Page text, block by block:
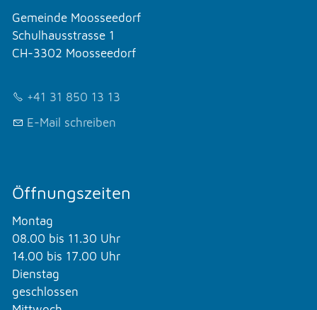
Gemeinde Moosseedorf
Schulhausstrasse 1
CH-3302 Moosseedorf
+41 31 850 13 13
E-Mail schreiben
Öffnungszeiten
Montag
08.00 bis 11.30 Uhr
14.00 bis 17.00 Uhr
Dienstag
geschlossen